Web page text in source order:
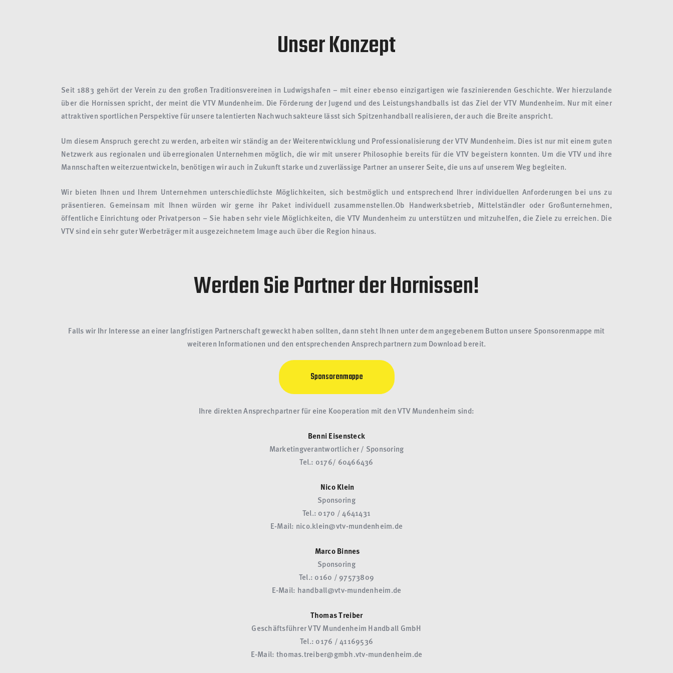
Unser Konzept
Seit 1883 gehört der Verein zu den großen Traditionsvereinen in Ludwigshafen – mit einer ebenso einzigartigen wie faszinierenden Geschichte. Wer hierzulande
über die Hornissen spricht, der meint die VTV Mundenheim. Die Förderung der Jugend und des Leistungshandballs ist das Ziel der VTV Mundenheim. Nur mit einer
attraktiven sportlichen Perspektive für unsere talentierten Nachwuchsakteure lässt sich Spitzenhandball realisieren, der auch die Breite anspricht.
Um diesem Anspruch gerecht zu werden, arbeiten wir ständig an der Weiterentwicklung und Professionalisierung der VTV Mundenheim. Dies ist nur mit einem guten
Netzwerk aus regionalen und überregionalen Unternehmen möglich, die wir mit unserer Philosophie bereits für die VTV begeistern konnten. Um die VTV und ihre
Mannschaften weiterzuentwickeln, benötigen wir auch in Zukunft starke und zuverlässige Partner an unserer Seite, die uns auf unserem Weg begleiten.
Wir bieten Ihnen und Ihrem Unternehmen unterschiedlichste Möglichkeiten, sich bestmöglich und entsprechend Ihrer individuellen Anforderungen bei uns zu
präsentieren. Gemeinsam mit Ihnen würden wir gerne ihr Paket individuell zusammenstellen.Ob Handwerksbetrieb, Mittelständler oder Großunternehmen,
öffentliche Einrichtung oder Privatperson – Sie haben sehr viele Möglichkeiten, die VTV Mundenheim zu unterstützen und mitzuhelfen, die Ziele zu erreichen. Die
VTV sind ein sehr guter Werbeträger mit ausgezeichnetem Image auch über die Region hinaus.
Werden Sie Partner der Hornissen!
Falls wir Ihr Interesse an einer langfristigen Partnerschaft geweckt haben sollten, dann steht Ihnen unter dem angegebenem Button unsere Sponsorenmappe mit
weiteren Informationen und den entsprechenden Ansprechpartnern zum Download bereit.
Sponsorenmappe
Ihre direkten Ansprechpartner für eine Kooperation mit den VTV Mundenheim sind:
Benni Eisensteck
Marketingverantwortlicher / Sponsoring
Tel.: 0176/ 60466436
Nico Klein
Sponsoring
Tel.: 0170 / 4641431
E-Mail: nico.klein@vtv-mundenheim.de
Marco Binnes
Sponsoring
Tel.: 0160 / 97573809
E-Mail: handball@vtv-mundenheim.de
Thomas Treiber
Geschäftsführer VTV Mundenheim Handball GmbH
Tel.: 0176 / 41169536
E-Mail: thomas.treiber@gmbh.vtv-mundenheim.de